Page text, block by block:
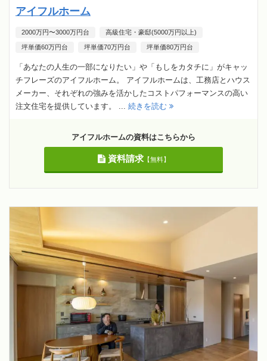
アイフルホーム
2000万円〜3000万円台 高級住宅・豪邸(5000万円以上)
坪単価60万円台 坪単価70万円台 坪単価80万円台
「あなたの人生の一部になりたい」や「もしをカタチに」がキャッ
チフレーズのアイフルホーム。 アイフルホームは、工務店とハウス
メーカー、それぞれの強みを活かしたコストパフォーマンスの高い
注文住宅を提供しています。 ... 続きを読む
アイフルホームの資料はこちらから
資料請求【無料】